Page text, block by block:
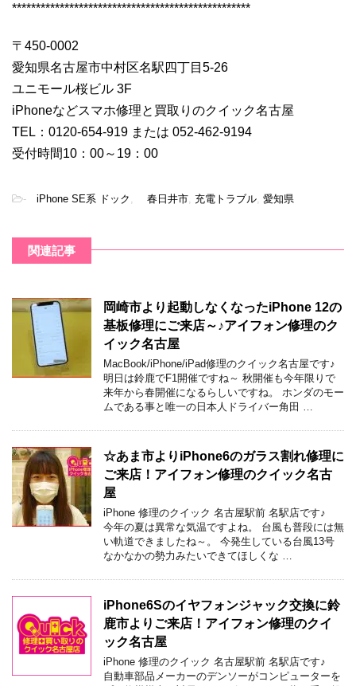
**************************************************
〒450-0002
愛知県名古屋市中村区名駅四丁目5-26
ユニモール桜ビル 3F
iPhoneなどスマホ修理と買取りのクイック名古屋
TEL：0120-654-919 または 052-462-9194
受付時間10：00～19：00
- iPhone SE系 ドック 春日井市 充電トラブル 愛知県
関連記事
岡崎市より起動しなくなったiPhone 12の
基板修理にご来店～♪アイフォン修理のク
イック名古屋
MacBook/iPhone/iPad修理のクイック名古屋です♪
明日は鈴鹿でF1開催ですね～ 秋開催も今年限りで
来年から春開催になるらしいですね。 ホンダのモー
ムである事と唯一の日本人ドライバー角田 …
☆あま市よりiPhone6のガラス割れ修理に
ご来店！アイフォン修理のクイック名古
屋
iPhone 修理のクイック 名古屋駅前 名駅店です♪
今年の夏は異常な気温ですよね。 台風も普段には無
い軌道できましたね～。 今発生している台風13号
なかなかの勢力みたいできてほしくな …
iPhone6Sのイヤフォンジャック交換に鈴
鹿市よりご来店！アイフォン修理のクイ
ック名古屋
iPhone 修理のクイック 名古屋駅前 名駅店です♪
自動車部品メーカーのデンソーがコンピューターを